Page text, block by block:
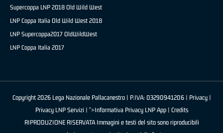
Supercoppa LNP 2018 Old Wild West
LNP Coppa Italia Old Wild West 2018
LNP Supercoppa2017 OldWildWest
LNP Coppa Italia 2017
Copyright 2026 Lega Nazionale Pallacanestro | P.IVA: 03290941206 | Privacy|
Privacy LNP Servizi | ">Informativa Privacy LNP App | Credits
RIPRODUZIONE RISERVATA Immagini e testi del sito sono riproducibili